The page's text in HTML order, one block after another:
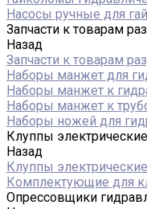
Насосы ручные для
Запчасти к товарам
Назад
Запчасти к товарам
Наборы манжет для
Наборы манжет к
Наборы манжет к
Наборы ножей для
Клуппы электрические
Назад
Клуппы электрические
Комплектующие для
Опрессовщики